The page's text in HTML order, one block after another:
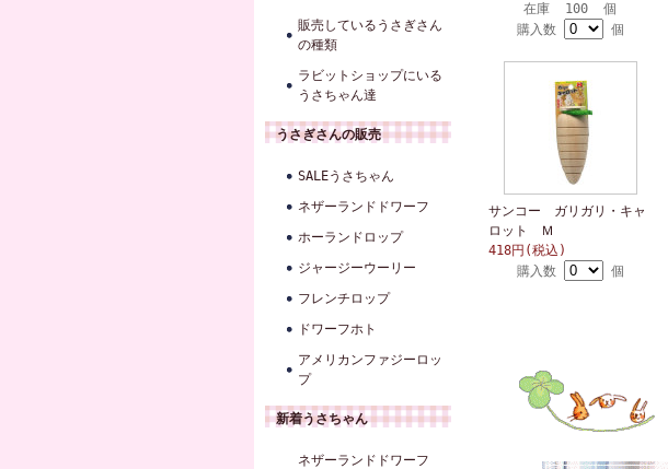
販売しているうさぎさん
の種類
ラビットショップにいる
うさちゃん達
うさぎさんの販売
SALEうさちゃん
ネザーランドドワーフ
ホーランドロップ
ジャージーウーリー
フレンチロップ
ドワーフホト
アメリカンファジーロッ
プ
新着うさちゃん
ネザーランドドワーフ
在庫 100 個
購入数
個
サンコー ガリガリ・キャ
ロット Ｍ
418円(税込)
購入数
個